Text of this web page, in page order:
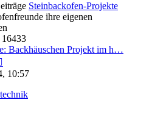
Steinbackofen-Projekte
ihre eigenen
16433
Backhäuschen Projekt im h…
Beitrag
10:57